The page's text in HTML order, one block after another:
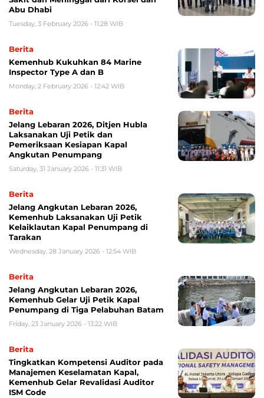
Abu Dhabi
Tuesday, 3 February 2026 - 11:28 WIB
Berita
Kemenhub Kukuhkan 84 Marine
Inspector Type A dan B
Monday, 2 February 2026 - 12:42 WIB
Berita
Jelang Lebaran 2026, Ditjen Hubla
Laksanakan Uji Petik dan
Pemeriksaan Kesiapan Kapal
Angkutan Penumpang
Saturday, 31 January 2026 - 11:31 WIB
Berita
Jelang Angkutan Lebaran 2026,
Kemenhub Laksanakan Uji Petik
Kelaiklautan Kapal Penumpang di
Tarakan
Wednesday, 28 January 2026 - 12:54 WIB
Berita
Jelang Angkutan Lebaran 2026,
Kemenhub Gelar Uji Petik Kapal
Penumpang di Tiga Pelabuhan Batam
Friday, 23 January 2026 - 13:22 WIB
Berita
Tingkatkan Kompetensi Auditor pada
Manajemen Keselamatan Kapal,
Kemenhub Gelar Revalidasi Auditor
ISM Code